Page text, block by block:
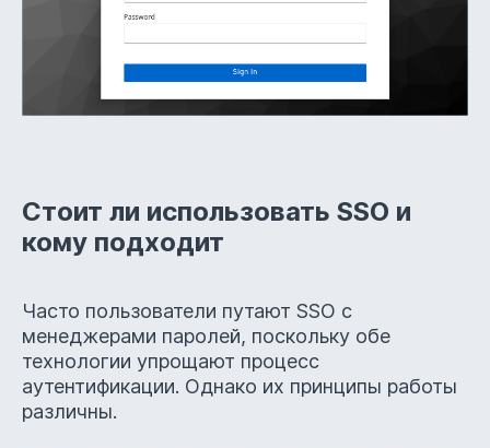
Стоит ли использовать SSO и
кому подходит
Часто пользователи путают SSO с
менеджерами паролей, поскольку обе
технологии упрощают процесс
аутентификации. Однако их принципы работы
различны.